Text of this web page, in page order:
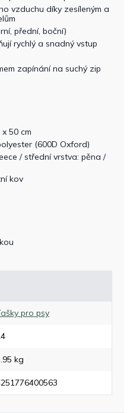
vzduchu díky zesíleným a
přední, boční)
rychlý a snadný vstup
zapínání na suchý zip
50 cm
(600D Oxford)
/ střední vrstva: pěna /
kov
pro psy
kg